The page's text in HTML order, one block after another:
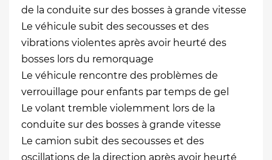
de la conduite sur des bosses à grande vitesse
Le véhicule subit des secousses et des
vibrations violentes après avoir heurté des
bosses lors du remorquage
Le véhicule rencontre des problèmes de
verrouillage pour enfants par temps de gel
Le volant tremble violemment lors de la
conduite sur des bosses à grande vitesse
Le camion subit des secousses et des
oscillations de la direction après avoir heurté